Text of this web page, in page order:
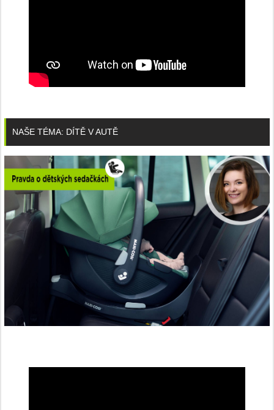
NAŠE TÉMA: DÍTĚ V AUTĚ